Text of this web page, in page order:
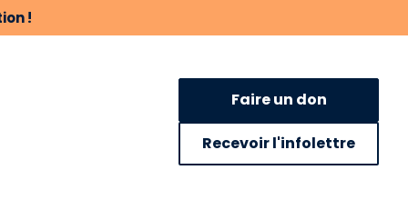
!
Faire un don
Recevoir l'infolettre